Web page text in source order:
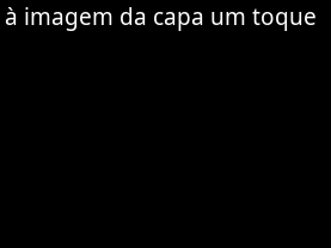
imagem da capa um toque